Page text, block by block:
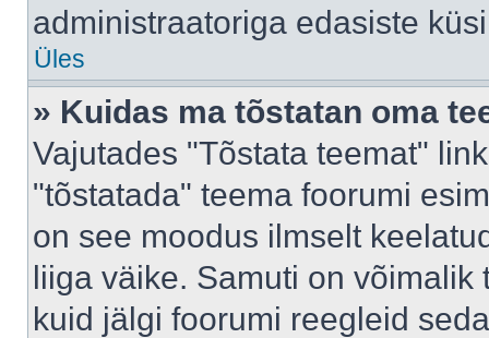
administraatoriga edasiste
Üles
» Kuidas ma tõstatan oma
Vajutades "Tõstata teemat"
"tõstatada" teema foorumi
on see moodus ilmselt
liiga väike. Samuti on
kuid jälgi foorumi reegleid